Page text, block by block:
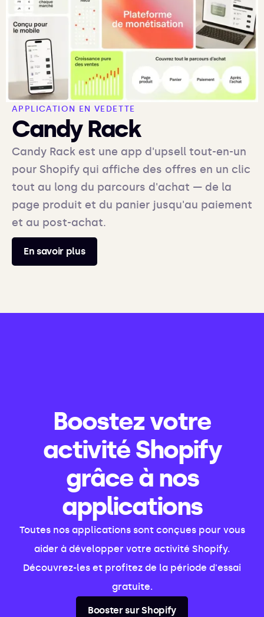
APPLICATION EN VEDETTE
Candy Rack
Candy Rack est une app d'upsell tout-en-un
pour Shopify qui affiche des offres en un clic
tout au long du parcours d'achat — de la
page produit et du panier jusqu'au paiement
et au post-achat.
En savoir plus
Boostez votre
activité Shopify
grâce à nos
applications
Toutes nos applications sont conçues pour vous
aider à développer votre activité Shopify.
Découvrez-les et profitez de la période d'essai
gratuite.
Booster sur Shopify